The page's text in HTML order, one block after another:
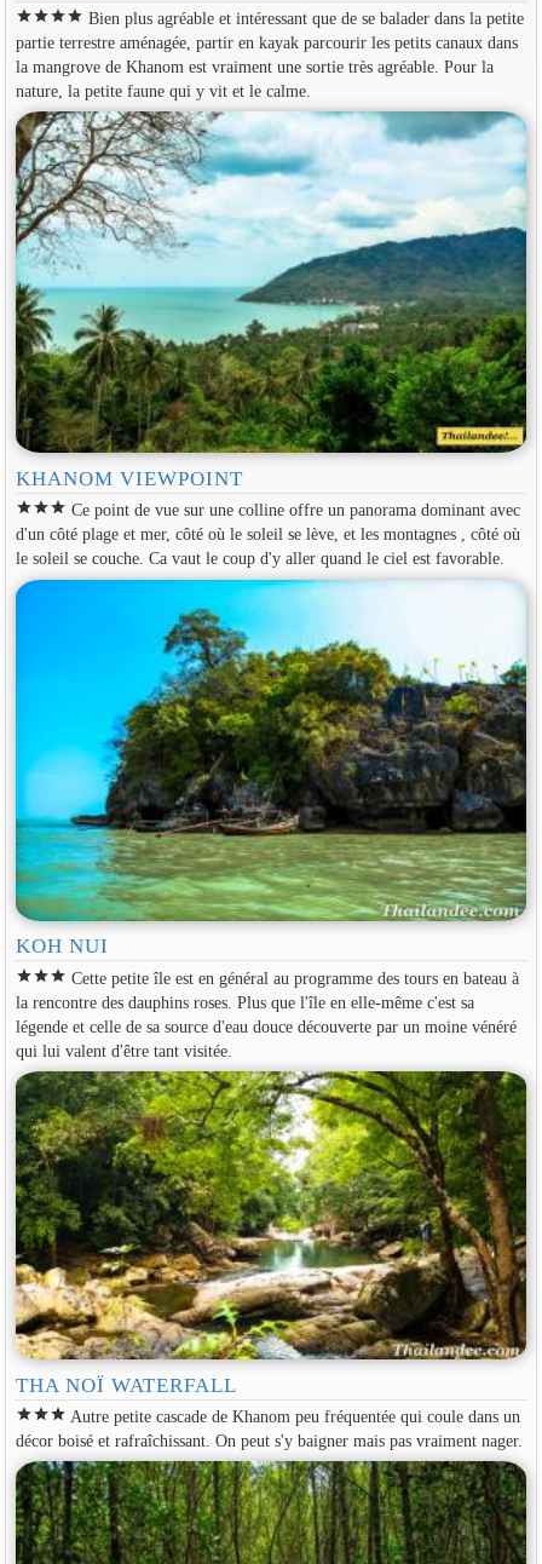
starstarstarstar Bien plus agréable et intéressant que de se balader dans la petite
partie terrestre aménagée, partir en kayak parcourir les petits canaux dans
la mangrove de Khanom est vraiment une sortie très agréable. Pour la
nature, la petite faune qui y vit et le calme.
KHANOM VIEWPOINT
starstarstar Ce point de vue sur une colline offre un panorama dominant avec
d'un côté plage et mer, côté où le soleil se lève, et les montagnes , côté où
le soleil se couche. Ca vaut le coup d'y aller quand le ciel est favorable.
KOH NUI
starstarstar Cette petite île est en général au programme des tours en bateau à
la rencontre des dauphins roses. Plus que l'île en elle-même c'est sa
légende et celle de sa source d'eau douce découverte par un moine vénéré
qui lui valent d'être tant visitée.
THA NOÏ WATERFALL
starstarstar Autre petite cascade de Khanom peu fréquentée qui coule dans un
décor boisé et rafraîchissant. On peut s'y baigner mais pas vraiment nager.